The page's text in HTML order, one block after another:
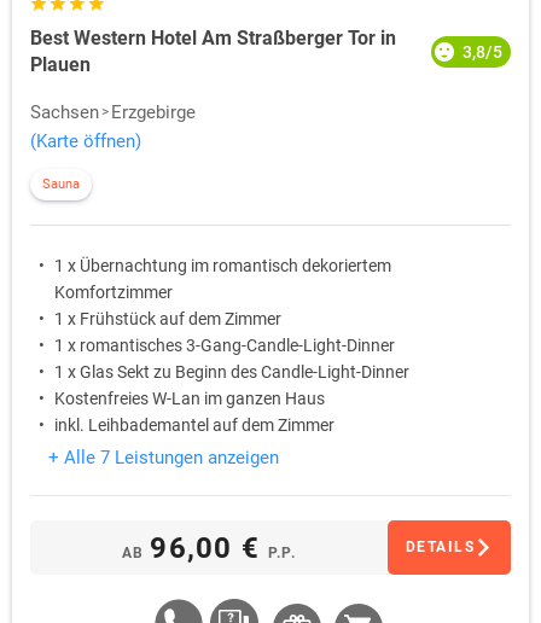
Best Western Hotel Am Straßberger Tor in
Plauen
3,8/5
Sachsen
Erzgebirge
(Karte öffnen)
Sauna
1 x Übernachtung im romantisch dekoriertem
Komfortzimmer
1 x Frühstück auf dem Zimmer
1 x romantisches 3-Gang-Candle-Light-Dinner
1 x Glas Sekt zu Beginn des Candle-Light-Dinner
Kostenfreies W-Lan im ganzen Haus
inkl. Leihbademantel auf dem Zimmer
+ Alle 7 Leistungen anzeigen
AB 96,00 € P.P. DETAILS